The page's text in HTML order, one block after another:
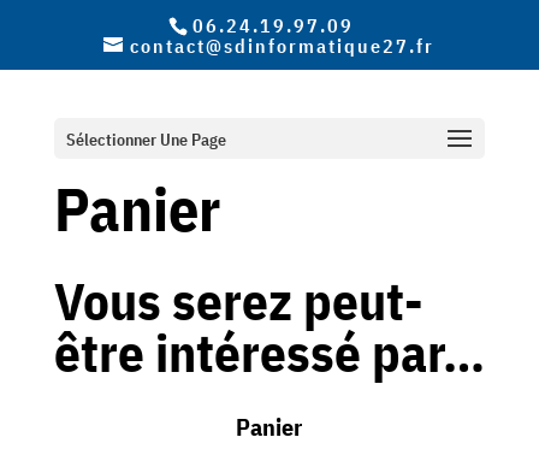
06.24.19.97.09
contact@sdinformatique27.fr
Sélectionner Une Page
Panier
Vous serez peut-
être intéressé par…
Panier